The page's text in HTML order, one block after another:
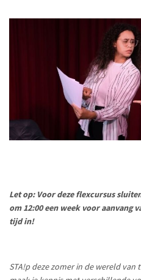
Let op: Voor deze flexcursus
om 12:00 een week voor aanvang
tijd in!
STA!p deze zomer in de wereld